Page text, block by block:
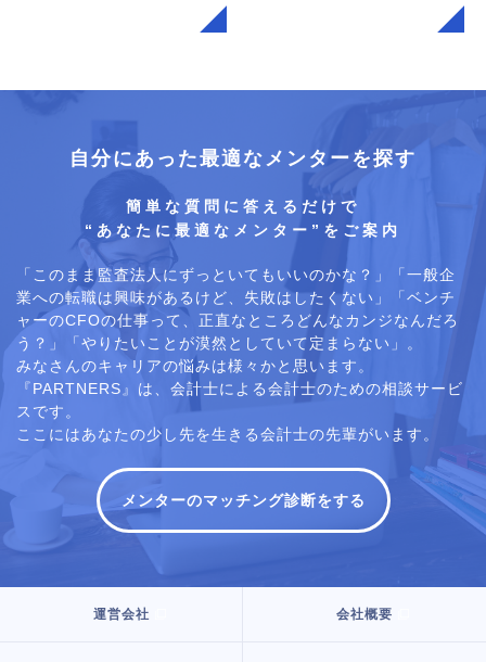
自分にあった最適なメンターを探す
簡単な質問に答えるだけで
“あなたに最適なメンター”をご案内
「このまま監査法人にずっといてもいいのかな？」「一般企
業への転職は興味があるけど、失敗はしたくない」「ベンチ
ャーのCFOの仕事って、正直なところどんなカンジなんだろ
う？」「やりたいことが漠然としていて定まらない」。
みなさんのキャリアの悩みは様々かと思います。
『PARTNERS』は、会計士による会計士のための相談サービ
スです。
ここにはあなたの少し先を生きる会計士の先輩がいます。
メンターのマッチング診断をする
運営会社 会社概要